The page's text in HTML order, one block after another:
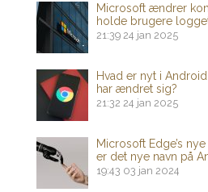
Microsoft ændrer
holde brugere
21:39 24 jan 2025
Hvad er nyt i
har ændret sig?
21:32 24 jan 2025
Microsoft Edge’s
er det nye navn på
19:43 03 jan 2024